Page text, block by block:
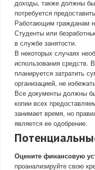
доходы, также должны
потребуется
Работающим гражданам
Студенты или
в службе занятости.
В некоторых случаях
использования средств.
планируется затратить
организацией, не
Все документы должны
копии всех
занимает время, но
является ее одобрение.
Оцените финансовую
проанализируйте свою